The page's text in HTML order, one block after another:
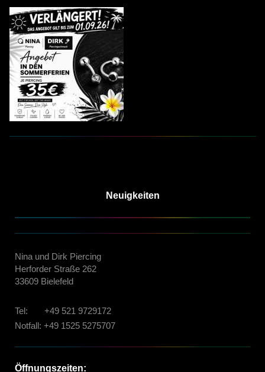
Neuigkeiten
Nina und Dirk Piercing
Herforder Straße 262
33609 Bielefeld
Tel: +49 521 9729172
Notfall: +49 1525 5275707
Öffnungszeiten: